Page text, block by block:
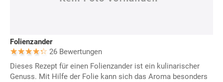
Folienzander
26 Bewertungen
Dieses Rezept für einen Folienzander ist ein kulinarischer
Genuss. Mit Hilfe der Folie kann sich das Aroma besonders